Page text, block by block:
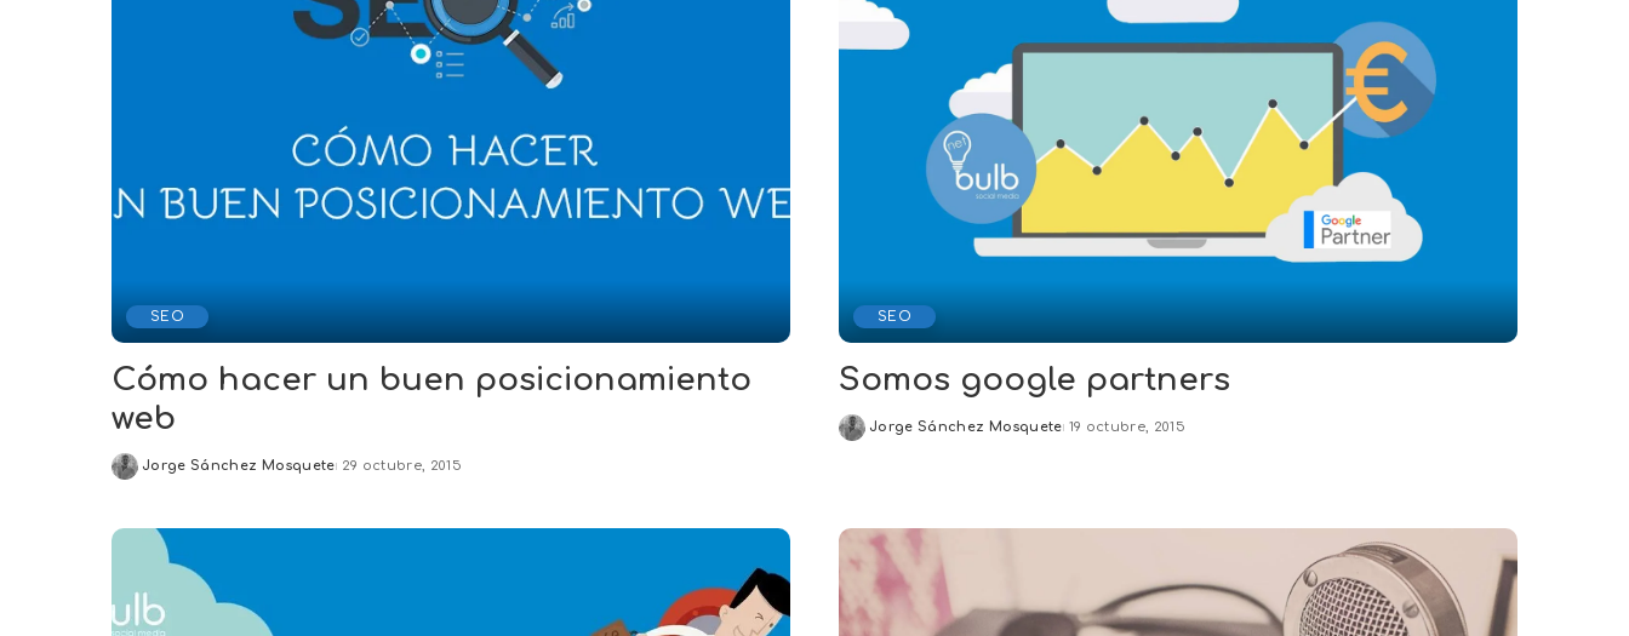
SEO
Cómo hacer un buen posicionamiento
web
Posted
Jorge Sánchez Mosquete 29 octubre, 2015
SEO
Somos google partners
Posted
Jorge Sánchez Mosquete 19 octubre, 2015